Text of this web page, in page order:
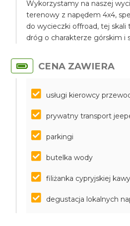
Wykorzystamy na naszej
terenowy z napędem 4x4,
do wycieczki offroad, tej skali
dróg o charakterze górskim i
CENA ZAWIERA
usługi kierowcy
prywatny transport
parkingi
butelka wody
filiżanka cypryjskiej kawy
degustacja lokalnych